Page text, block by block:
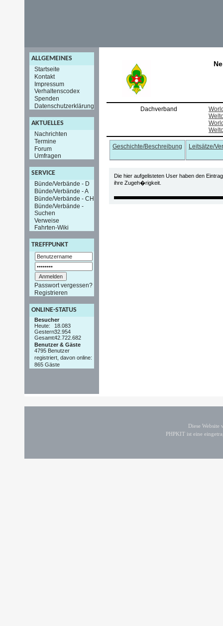
ALLGEMEINES
Startseite
Kontakt
Impressum
Verhaltenscodex
Spenden
Datenschutzerklärung
AKTUELLES
Nachrichten
Termine
Forum
Umfragen
SERVICE
Bünde/Verbände - D
Bünde/Verbände - A
Bünde/Verbände - CH
Bünde/Verbände -
Suchen
Verweise
Fahrten-Wiki
TREFFPUNKT
Passwort vergessen?
Registrieren
ONLINE-STATUS
Besucher
Heute:
18.083
Gestern:32.954
Gesamt:42.722.682
Benutzer & Gäste
4795 Benutzer
registriert, davon online:
865 Gäste
Dachverband
Geschichte/Beschreibung Leitsätze/
Die hier aufgelisteten User haben den
ihre Zugeh�rigkeit.
Diese
PHPKIT ist eine